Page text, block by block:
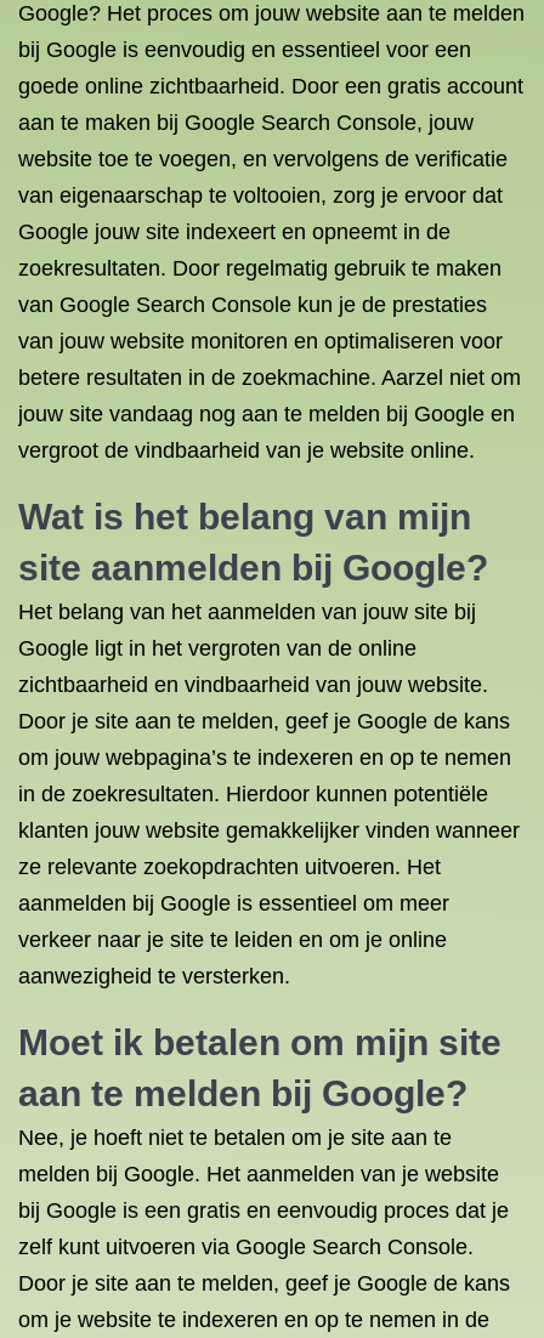
Google? Het proces om jouw website aan te melden
bij Google is eenvoudig en essentieel voor een
goede online zichtbaarheid. Door een gratis account
aan te maken bij Google Search Console, jouw
website toe te voegen, en vervolgens de verificatie
van eigenaarschap te voltooien, zorg je ervoor dat
Google jouw site indexeert en opneemt in de
zoekresultaten. Door regelmatig gebruik te maken
van Google Search Console kun je de prestaties
van jouw website monitoren en optimaliseren voor
betere resultaten in de zoekmachine. Aarzel niet om
jouw site vandaag nog aan te melden bij Google en
vergroot de vindbaarheid van je website online.
Wat is het belang van mijn
site aanmelden bij Google?
Het belang van het aanmelden van jouw site bij
Google ligt in het vergroten van de online
zichtbaarheid en vindbaarheid van jouw website.
Door je site aan te melden, geef je Google de kans
om jouw webpagina’s te indexeren en op te nemen
in de zoekresultaten. Hierdoor kunnen potentiële
klanten jouw website gemakkelijker vinden wanneer
ze relevante zoekopdrachten uitvoeren. Het
aanmelden bij Google is essentieel om meer
verkeer naar je site te leiden en om je online
aanwezigheid te versterken.
Moet ik betalen om mijn site
aan te melden bij Google?
Nee, je hoeft niet te betalen om je site aan te
melden bij Google. Het aanmelden van je website
bij Google is een gratis en eenvoudig proces dat je
zelf kunt uitvoeren via Google Search Console.
Door je site aan te melden, geef je Google de kans
om je website te indexeren en op te nemen in de